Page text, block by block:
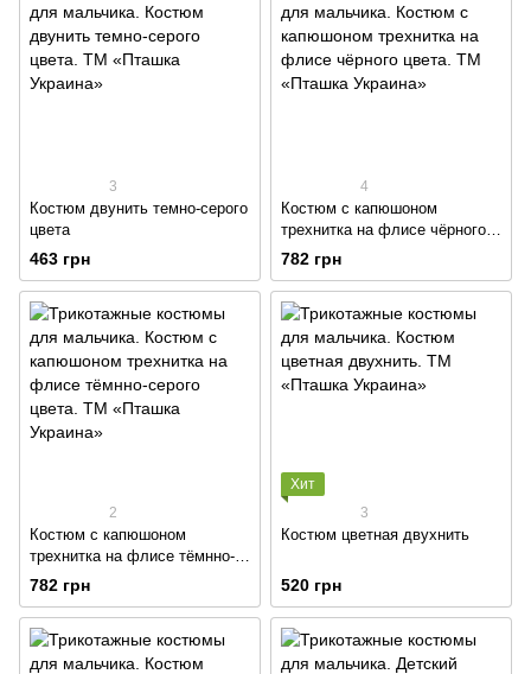
3
Костюм двунить темно-серого
цвета
463 грн
4
Костюм с капюшоном
трехнитка на флисе чёрного
цвета
782 грн
2
Костюм с капюшоном
трехнитка на флисе тёмнно-
серого цвета
782 грн
Хит
3
Костюм цветная двухнить
520 грн